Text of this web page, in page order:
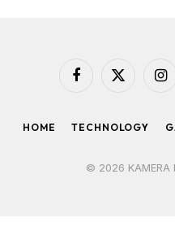
Facebook
X
HOME TECHNOLOGY
© 2026 KAMERA